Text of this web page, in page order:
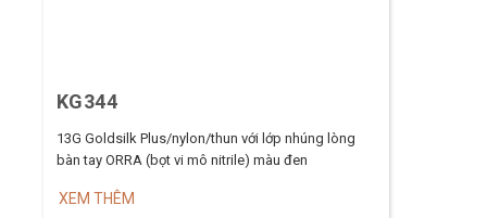
KG344
13G Goldsilk Plus/nylon/thun với lớp nhúng lòng
bàn tay ORRA (bọt vi mô nitrile) màu đen
XEM THÊM